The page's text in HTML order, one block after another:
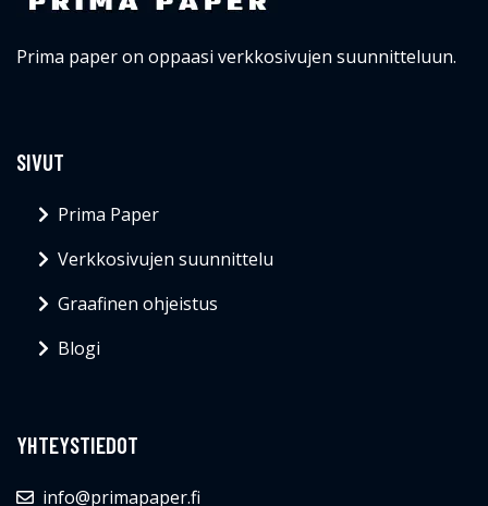
Prima paper on oppaasi verkkosivujen suunnitteluun.
SIVUT
Prima Paper
Verkkosivujen suunnittelu
Graafinen ohjeistus
Blogi
YHTEYSTIEDOT
info@primapaper.fi